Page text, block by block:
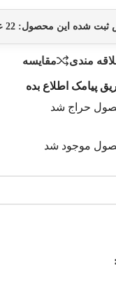
ثبت شده این محصول: 22
مندی مقایسه
پیامک اطلاع بده
حراج شد
موجود شد